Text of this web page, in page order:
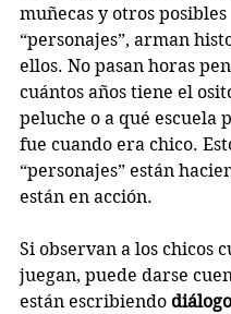
muñecas y otros posibles
“personajes”, arman
ellos. No pasan horas
cuántos años tiene el
peluche o a qué escuela
fue cuando era chico.
“personajes” están
están en acción.
Si observan a los chicos
juegan, puede darse
están escribiendo